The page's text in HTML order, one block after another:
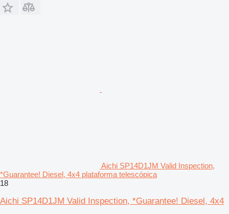
Aichi SP14D1JM Valid Inspection,
*Guarantee! Diesel, 4x4 plataforma telescópica
18
Aichi SP14D1JM Valid Inspection, *Guarantee! Diesel, 4x4